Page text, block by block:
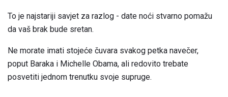
To je najstariji savjet za razlog - date noći stvarno pomažu
da vaš brak bude sretan.
Ne morate imati stojeće čuvara svakog petka navečer,
poput Baraka i Michelle Obama, ali redovito trebate
posvetiti jednom trenutku svoje supruge.